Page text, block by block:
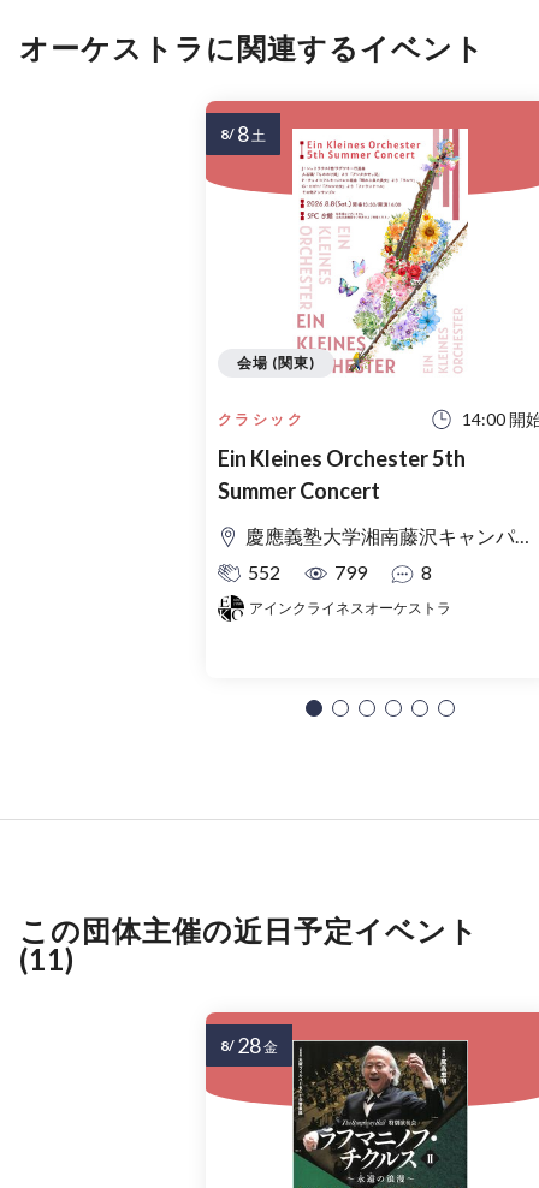
オーケストラに関連するイベント
クラシック 14:00 開
Ein Kleines Orchester 5th
Summer Concert
慶應義塾大学湘南藤沢キャンパス Θ館
552
799 8
アインクライネスオーケストラ
会場 (関東)
8/ 8土
この団体主催の近日予定イベント
(11)
8/ 28金